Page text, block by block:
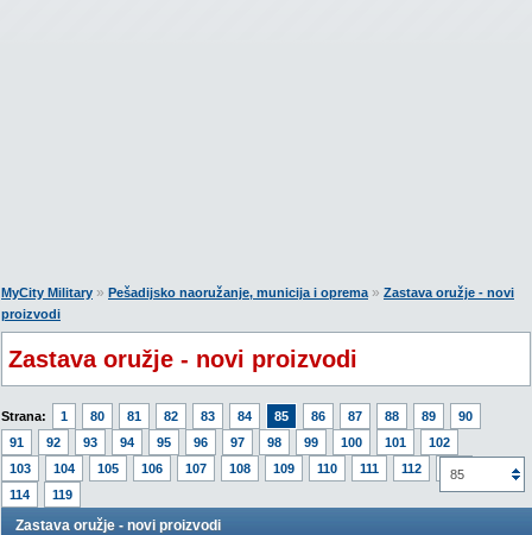
MyCity Military » Pešadijsko naoružanje, municija i oprema» Zastava oružje - novi
proizvodi
Zastava oružje - novi proizvodi
Strana: 1 80 81 82 83 84 85 86 87 88 89
90
91
92 93 94 95 96 97 98 99 100 101
102
103
104 105 106 107 108 109 110 111 112
113
114
119
85
Zastava oružje - novi proizvodi